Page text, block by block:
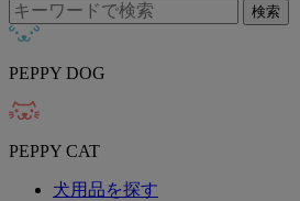
PEPPY DOG
PEPPY CAT
犬用品を探す